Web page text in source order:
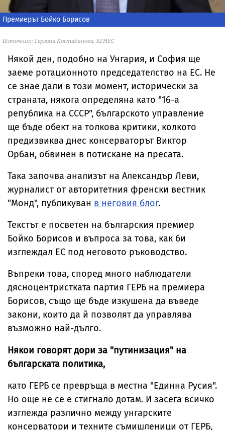
Премиерът Бойко Борисов
Източник: Гергана Костадинова, БГНЕС
Някой ден, подобно на Унгария, и София ще
заеме ротационното председателство на ЕС. Не
се знае дали в този момент, исторически за
страната, някога определяна като "16-а
република на СССР", българското управление
ще бъде обект на толкова критики, колкото
предизвиква днес консерваторът Виктор
Орбан, обвинен в потискане на пресата.
Така започва анализът на Александър Леви,
журналист от авторитетния френски вестник
"Монд", публикуван в неговия блог.
Текстът е посветен на българския премиер
Бойко Борисов и въпроса за това, как би
изглеждал ЕС под неговото ръководство.
Въпреки това, според много наблюдатели
дясноцентристката партия ГЕРБ на премиера
Борисов, също ще бъде изкушена да въведе
закони, които да й позволят да управлява
възможно най-дълго.
Някои говорят дори за "путинизация" на
българската политика,
като ГЕРБ се превръща в местна "Единна Русия".
Но още не се е стигнало дотам. И засега всичко
изглежда различно между унгарските
консерватори и техните съмишленици от ГЕРБ,